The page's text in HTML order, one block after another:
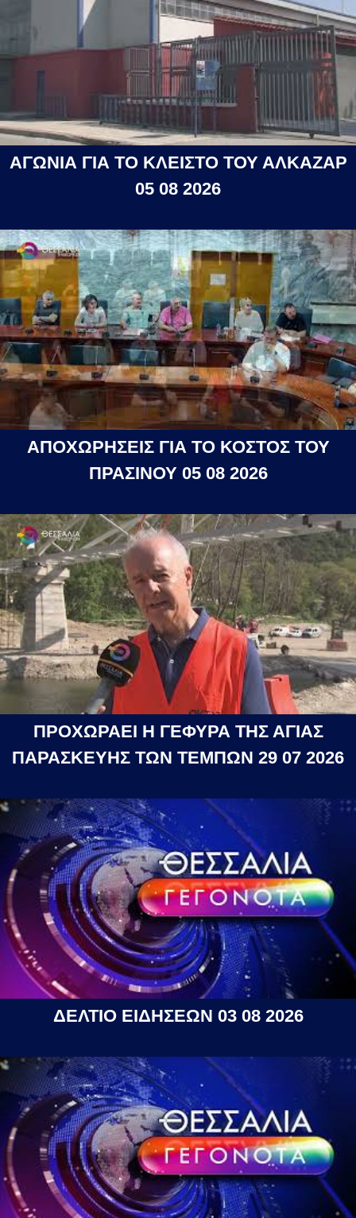
ΑΓΩΝΙΑ ΓΙΑ ΤΟ ΚΛΕΙΣΤΟ ΤΟΥ ΑΛΚΑΖΑΡ
05 08 2026
ΑΠΟΧΩΡΗΣΕΙΣ ΓΙΑ ΤΟ ΚΟΣΤΟΣ ΤΟΥ
ΠΡΑΣΙΝΟΥ 05 08 2026
ΠΡΟΧΩΡΑΕΙ Η ΓΕΦΥΡΑ ΤΗΣ ΑΓΙΑΣ
ΠΑΡΑΣΚΕΥΗΣ ΤΩΝ ΤΕΜΠΩΝ 29 07 2026
ΔΕΛΤΙΟ ΕΙΔΗΣΕΩΝ 03 08 2026